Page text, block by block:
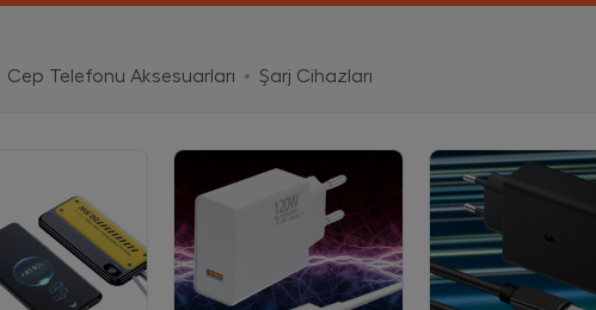
Cep Telefonu Aksesuarları Şarj Cihazları